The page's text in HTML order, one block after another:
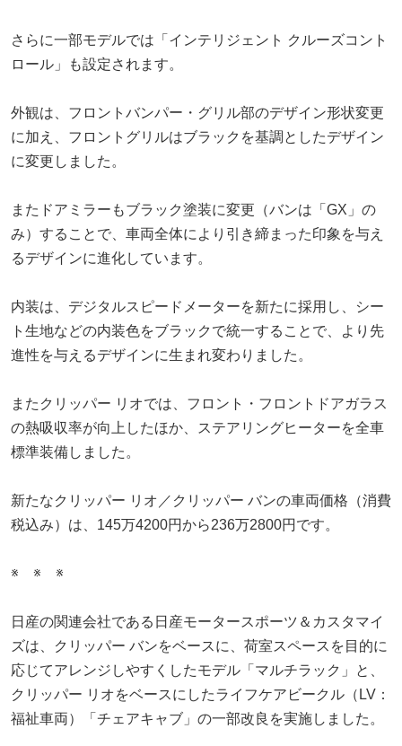
さらに一部モデルでは「インテリジェント クルーズコント
ロール」も設定されます。
外観は、フロントバンパー・グリル部のデザイン形状変更
に加え、フロントグリルはブラックを基調としたデザイン
に変更しました。
またドアミラーもブラック塗装に変更（バンは「GX」の
み）することで、車両全体により引き締まった印象を与え
るデザインに進化しています。
内装は、デジタルスピードメーターを新たに採用し、シー
ト生地などの内装色をブラックで統一することで、より先
進性を与えるデザインに生まれ変わりました。
またクリッパー リオでは、フロント・フロントドアガラス
の熱吸収率が向上したほか、ステアリングヒーターを全車
標準装備しました。
新たなクリッパー リオ／クリッパー バンの車両価格（消費
税込み）は、145万4200円から236万2800円です。
※ ※ ※
日産の関連会社である日産モータースポーツ＆カスタマイ
ズは、クリッパー バンをベースに、荷室スペースを目的に
応じてアレンジしやすくしたモデル「マルチラック」と、
クリッパー リオをベースにしたライフケアビークル（LV：
福祉車両）「チェアキャブ」の一部改良を実施しました。